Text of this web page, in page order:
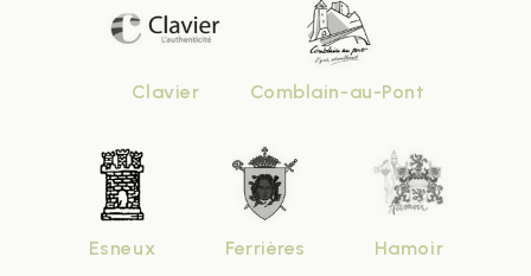
Clavier Comblain-au-Pont
Esneux Ferrières Hamoir